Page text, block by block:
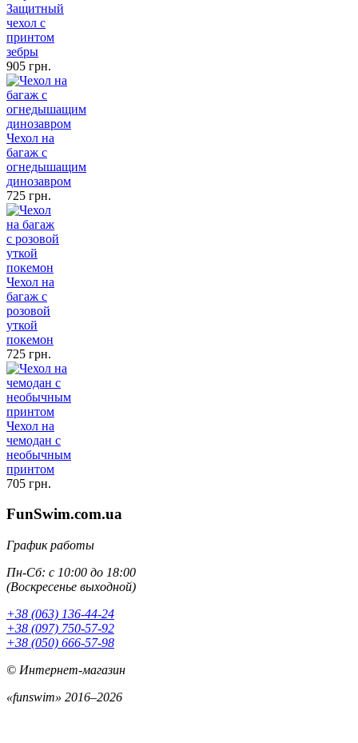
Защитный
чехол с
принтом
зебры
905 грн.
Чехол на
багаж с
огнедышащим
динозавром
725 грн.
Чехол на
багаж с
розовой
уткой
покемон
725 грн.
Чехол на
чемодан с
необычным
принтом
705 грн.
FunSwim.com.ua
График работы
Пн-Сб: с 10:00 до 18:00
(Воскресенье выходной)
+38 (063) 136-44-24
+38 (097) 750-57-92
+38 (050) 666-57-98
© Интернет-магазин
«funswim» 2016–2026